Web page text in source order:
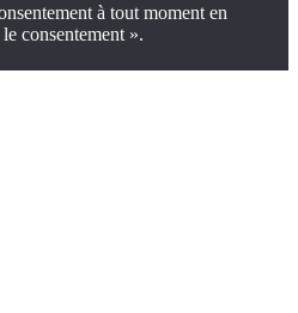
à tout moment en
consentement ».